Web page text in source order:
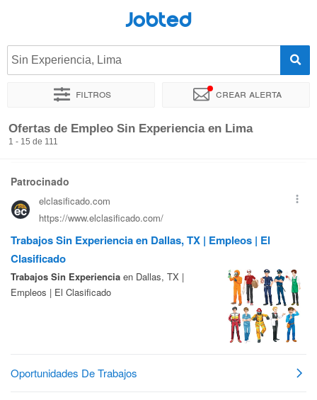
Jobted
Sin Experiencia, Lima
Filtros Crear alerta
Ordenar por Ubicación exacta Empresa Agencia de
Ofertas de Empleo Sin Experiencia en Lima
1 - 15 de 111